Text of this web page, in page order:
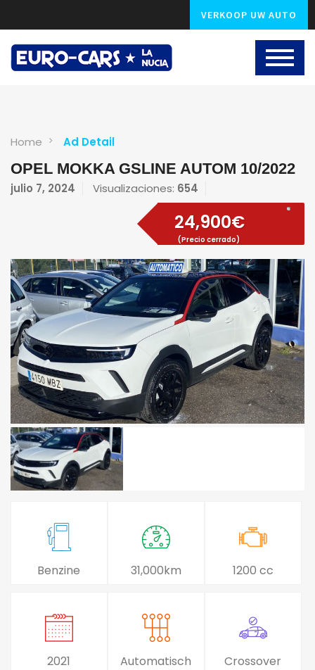
VERKOOP UW AUTO
Home Ad Detail
OPEL MOKKA GSLINE AUTOM 10/2022
julio 7, 2024 Visualizaciones: 654
24,900€
(Precio cerrado)
Benzine 31,000km 1200 cc
2021 Automatisch Crossover